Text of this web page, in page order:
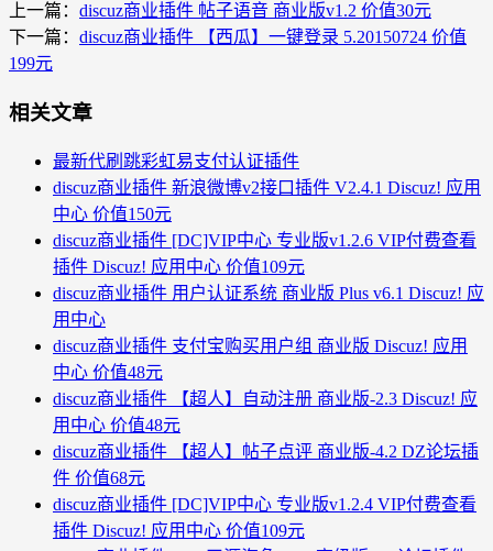
上一篇： discuz商业插件 帖子语音 商业版v1.2 价值30元
下一篇： discuz商业插件 【西瓜】一键登录 5.20150724 价值
199元
相关文章
最新代刷跳彩虹易支付认证插件
discuz商业插件 新浪微博v2接口插件 V2.4.1 Discuz! 应用
中心 价值150元
discuz商业插件 [DC]VIP中心 专业版v1.2.6 VIP付费查看
插件 Discuz! 应用中心 价值109元
discuz商业插件 用户认证系统 商业版 Plus v6.1 Discuz! 应
用中心
discuz商业插件 支付宝购买用户组 商业版 Discuz! 应用
中心 价值48元
discuz商业插件 【超人】自动注册 商业版-2.3 Discuz! 应
用中心 价值48元
discuz商业插件 【超人】帖子点评 商业版-4.2 DZ论坛插
件 价值68元
discuz商业插件 [DC]VIP中心 专业版v1.2.4 VIP付费查看
插件 Discuz! 应用中心 价值109元